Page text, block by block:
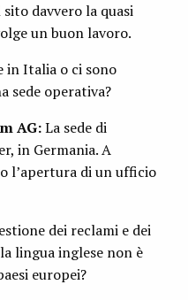
davvero la quasi
un buon lavoro.
in Italia o ci sono
sede operativa?
AG:La sede di
in Germania. A
l’apertura di un ufficio
dei reclami e dei
lingua inglese non è
europei?